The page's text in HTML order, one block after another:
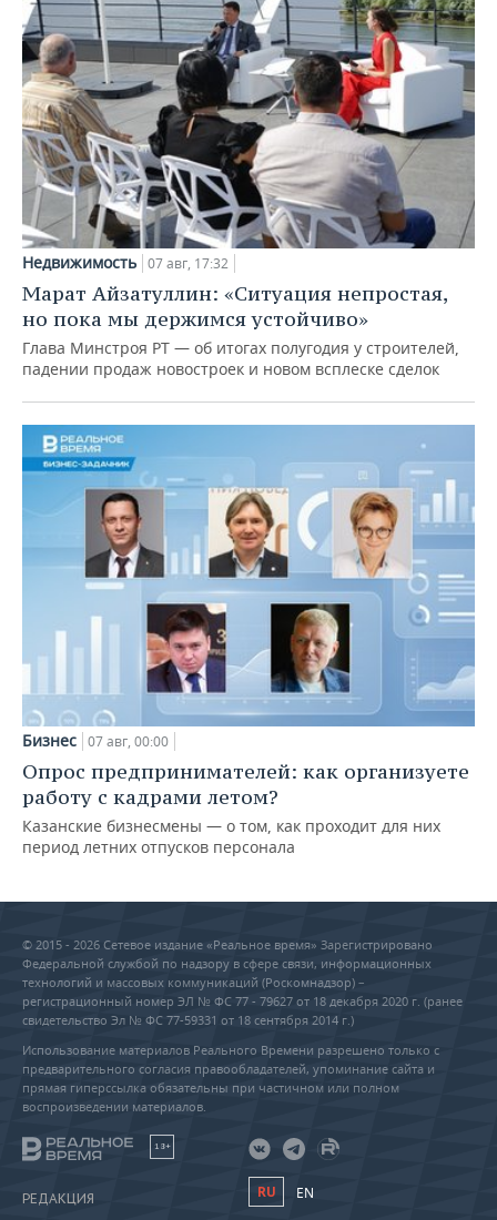
Недвижимость 07 авг, 17:32
Марат Айзатуллин: «Ситуация непростая,
но пока мы держимся устойчиво»
Глава Минстроя РТ — об итогах полугодия у строителей,
падении продаж новостроек и новом всплеске сделок
Бизнес 07 авг, 00:00
Опрос предпринимателей: как организуете
работу с кадрами летом?
Казанские бизнесмены — о том, как проходит для них
период летних отпусков персонала
© 2015 - 2026 Сетевое издание «Реальное время» Зарегистрировано
Федеральной службой по надзору в сфере связи, информационных
технологий и массовых коммуникаций (Роскомнадзор) –
регистрационный номер ЭЛ № ФС 77 - 79627 от 18 декабря 2020 г. (ранее
свидетельство Эл № ФС 77-59331 от 18 сентября 2014 г.)
Использование материалов Реального Времени разрешено только с
предварительного согласия правообладателей, упоминание сайта и
прямая гиперссылка обязательны при частичном или полном
воспроизведении материалов.
18+
РЕДАКЦИЯ
RU EN